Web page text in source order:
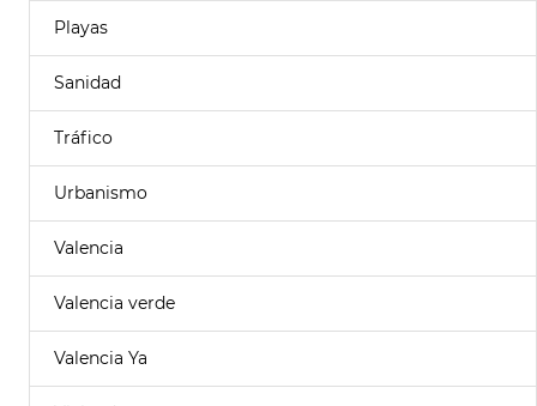
Playas
Sanidad
Tráfico
Urbanismo
Valencia
Valencia verde
Valencia Ya